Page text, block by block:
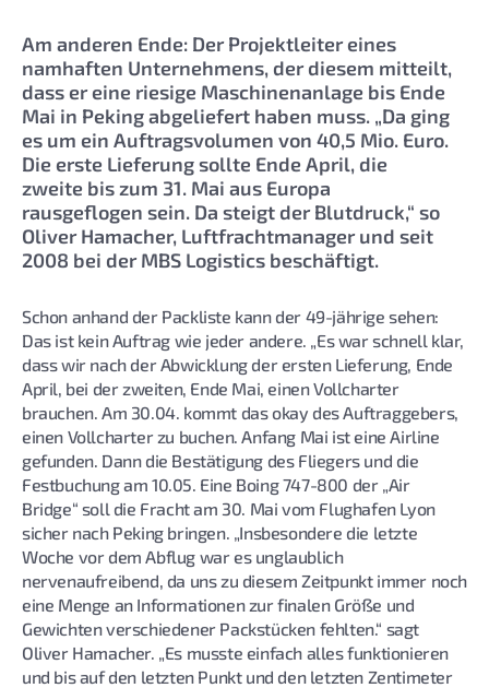
Am anderen Ende: Der Projektleiter eines
namhaften Unternehmens, der diesem mitteilt,
dass er eine riesige Maschinenanlage bis Ende
Mai in Peking abgeliefert haben muss. „Da ging
es um ein Auftragsvolumen von 40,5 Mio. Euro.
Die erste Lieferung sollte Ende April, die
zweite bis zum 31. Mai aus Europa
rausgeflogen sein. Da steigt der Blutdruck,“ so
Oliver Hamacher, Luftfrachtmanager und seit
2008 bei der MBS Logistics beschäftigt.
Schon anhand der Packliste kann der 49-jährige sehen:
Das ist kein Auftrag wie jeder andere. „Es war schnell klar,
dass wir nach der Abwicklung der ersten Lieferung, Ende
April, bei der zweiten, Ende Mai, einen Vollcharter
brauchen. Am 30.04. kommt das okay des Auftraggebers,
einen Vollcharter zu buchen. Anfang Mai ist eine Airline
gefunden. Dann die Bestätigung des Fliegers und die
Festbuchung am 10.05. Eine Boing 747-800 der „Air
Bridge“ soll die Fracht am 30. Mai vom Flughafen Lyon
sicher nach Peking bringen. „Insbesondere die letzte
Woche vor dem Abflug war es unglaublich
nervenaufreibend, da uns zu diesem Zeitpunkt immer noch
eine Menge an Informationen zur finalen Größe und
Gewichten verschiedener Packstücken fehlten.“ sagt
Oliver Hamacher. „Es musste einfach alles funktionieren
und bis auf den letzten Punkt und den letzten Zentimeter